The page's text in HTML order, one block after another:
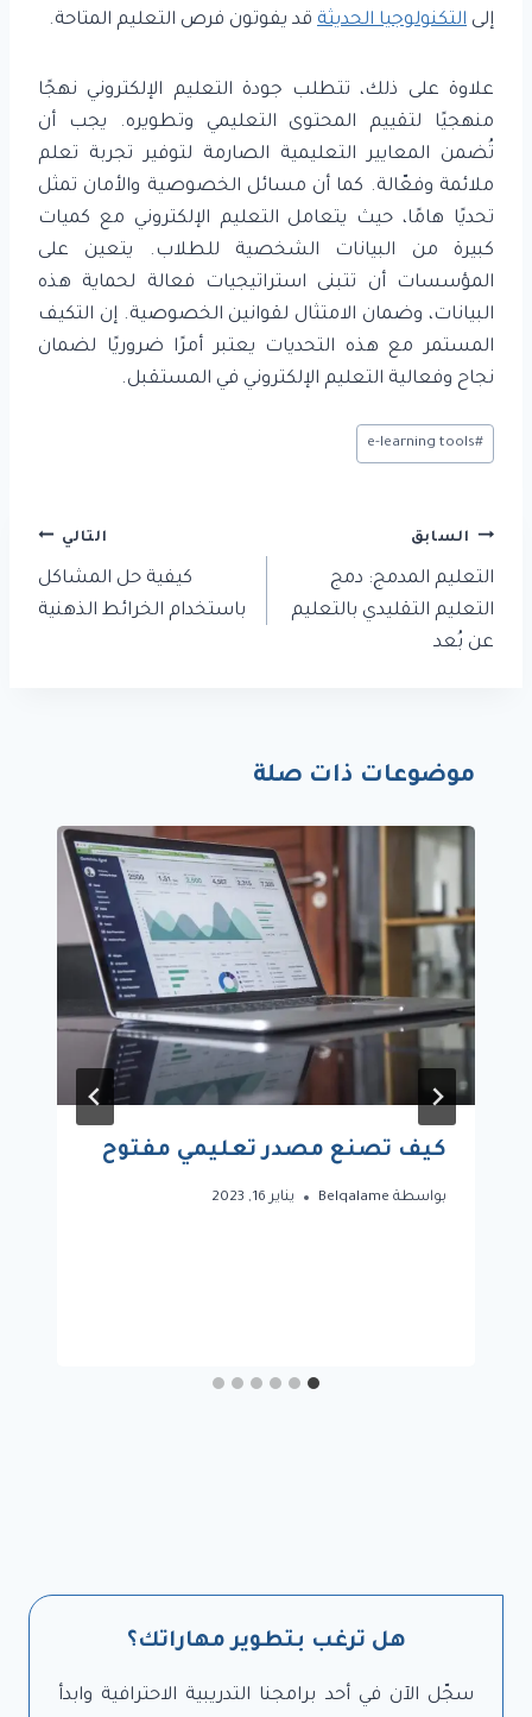
إلى التكنولوجيا الحديثة قد يفوتون فرص التعليم المتاحة.
علاوة على ذلك، تتطلب جودة التعليم الإلكتروني نهجًا
منهجيًا لتقييم المحتوى التعليمي وتطويره. يجب أن
تُضمن المعايير التعليمية الصارمة لتوفير تجربة تعلم
ملائمة وفعّالة. كما أن مسائل الخصوصية والأمان تمثل
تحديًا هامًا، حيث يتعامل التعليم الإلكتروني مع كميات
كبيرة من البيانات الشخصية للطلاب. يتعين على
المؤسسات أن تتبنى استراتيجيات فعالة لحماية هذه
البيانات، وضمان الامتثال لقوانين الخصوصية. إن التكيف
المستمر مع هذه التحديات يعتبر أمرًا ضروريًا لضمان
نجاح وفعالية التعليم الإلكتروني في المستقبل.
وسوم
المقال:
#
e-learning tools
تصفّح
المقالات
السابق
التعليم المدمج: دمج
التعليم التقليدي بالتعليم
عن بُعد
التالي
كيفية حل المشاكل
باستخدام الخرائط الذهنية
موضوعات ذات صلة
كيف تصنع مصدر تعليمي مفتوح
بواسطة Belqalame يناير 16, 2023
هل ترغب بتطوير مهاراتك؟
سجّل الآن في أحد برامجنا التدريبية الاحترافية وابدأ